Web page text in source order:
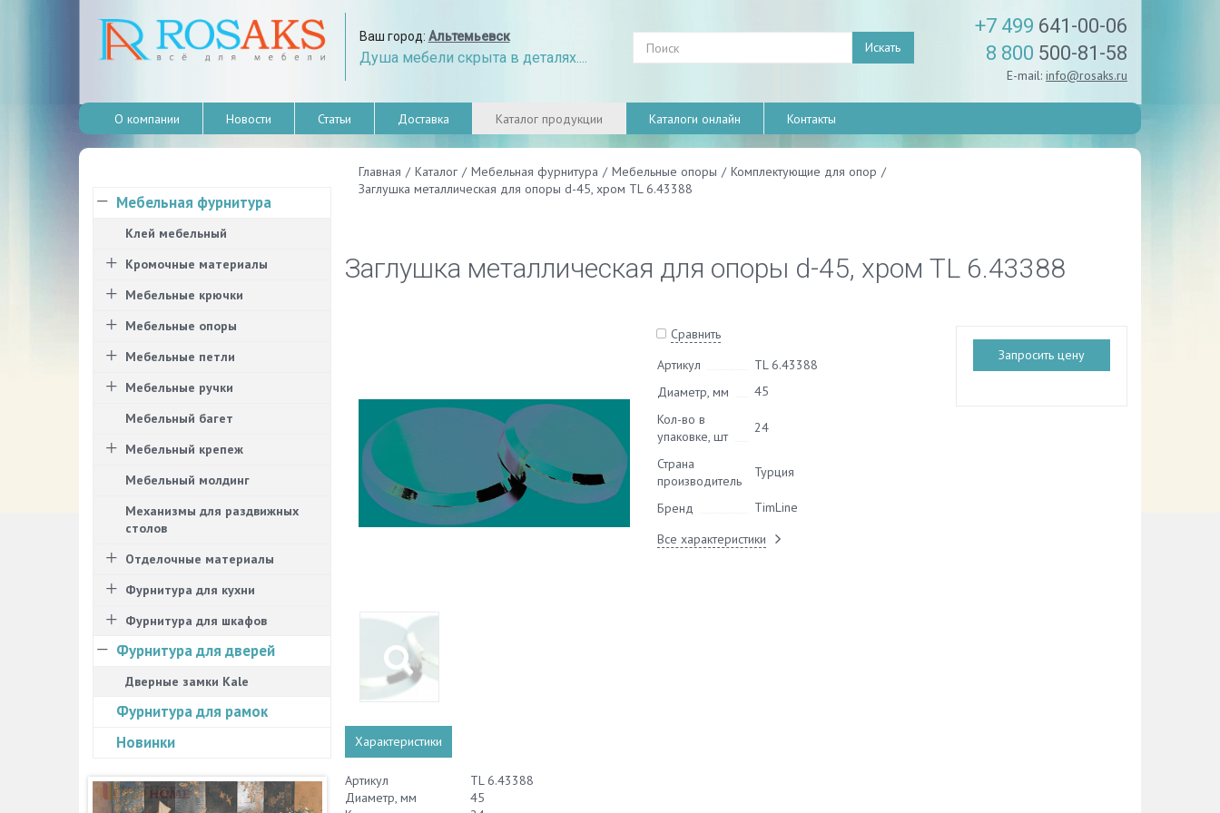
Ваш город: Альтемьевск
Душа мебели скрыта в деталях....
Искать
+7 499 641-00-06
8 800 500-81-58
E-mail: info@rosaks.ru
О компании Новости Статьи Доставка Каталог продукции Каталоги онлайн Контакты
Главная / Каталог / Мебельная фурнитура / Мебельные опоры / Комплектующие для опор /
Заглушка металлическая для опоры d-45, хром TL 6.43388
Заглушка металлическая для опоры d-45, хром TL 6.43388
Сравнить
Артикул
TL 6.43388
Диаметр, мм
45
Кол-во в
упаковке, шт
24
Страна
производитель
Турция
Бренд
TimLine
Все характеристики
Запросить цену
Характеристики
Артикул
TL 6.43388
Диаметр, мм
45
Мебельная фурнитура
Клей мебельный
Кромочные материалы
Мебельные крючки
Мебельные опоры
Мебельные петли
Мебельные ручки
Мебельный багет
Мебельный крепеж
Мебельный молдинг
Механизмы для раздвижных
столов
Отделочные материалы
Фурнитура для кухни
Фурнитура для шкафов
Фурнитура для дверей
Дверные замки Kale
Фурнитура для рамок
Новинки